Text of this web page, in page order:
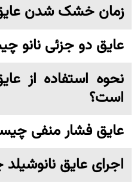
زمان خشک شدن
عایق دو جزئی نانو
نحوه استفاده از
است؟
عایق فشار منفی
اجرای عایق